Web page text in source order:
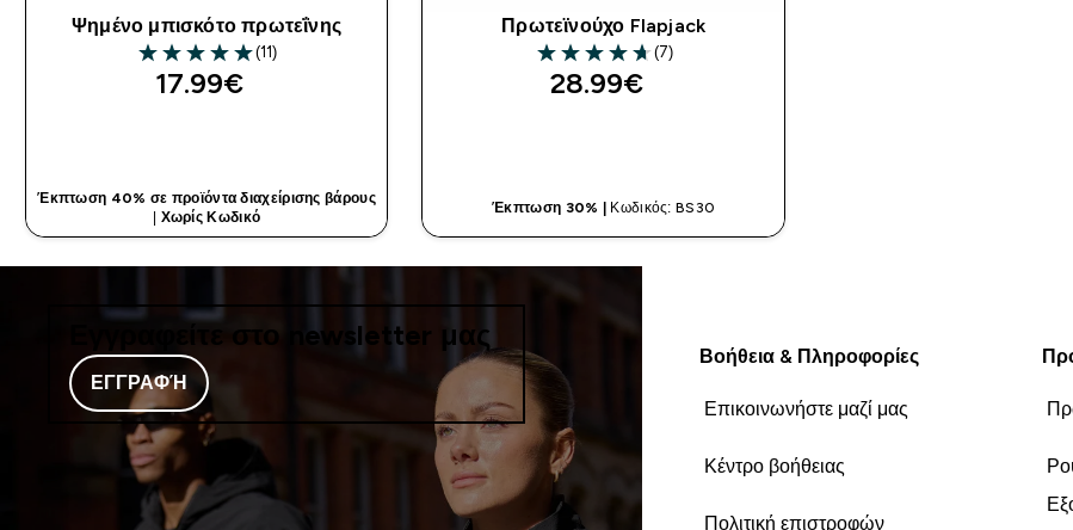
Ψημένο μπισκότο πρωτεΐνης
5 out of 5 stars
(11)
17.99€‎
Έκπτωση 40% σε προϊόντα διαχείρισης βάρους
| Χωρίς Κωδικό
Πρωτεϊνούχο Flapjack
4.71 out of 5 stars
(7)
28.99€‎
Έκπτωση 30% | Κωδικός: BS30
Εγγραφείτε στο newsletter μας
ΕΓΓΡΑΦΉ
Βοήθεια & Πληροφορίες
Επικοινωνήστε μαζί μας
Κέντρο βοήθειας
Πολιτική επιστροφών